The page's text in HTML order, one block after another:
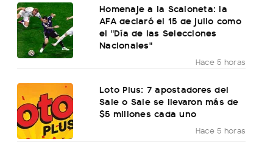
Homenaje a la Scaloneta: la
AFA declaró el 15 de julio como
el "Día de las Selecciones
Nacionales"
Hace 5 horas
Loto Plus: 7 apostadores del
Sale o Sale se llevaron más de
$5 millones cada uno
Hace 5 horas